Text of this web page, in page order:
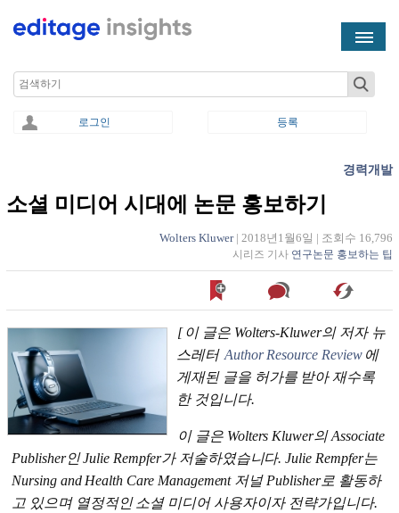
Search
로그인 등록
경력개발
소셜 미디어 시대에 논문 홍보하기
Wolters Kluwer| 2018년1월6일 | 조회수 16,796
시리즈 기사 연구논문 홍보하는 팁
[ 이 글은 Wolters-Kluwer의 저자 뉴
스레터 Author Resource Review 에
게재된 글을 허가를 받아 재수록
한 것입니다.
이 글은 Wolters Kluwer의 Associate
Publisher인 Julie Rempfer가 저술하였습니다. Julie Rempfer는
Nursing and Health Care Management 저널 Publisher로 활동하
고 있으며 열정적인 소셜 미디어 사용자이자 전략가입니다.